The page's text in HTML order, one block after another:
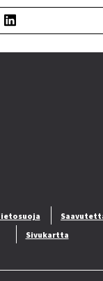
Sivukartta